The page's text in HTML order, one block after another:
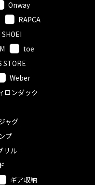
Onway
RAPCA
SHOEI
toe
STORE
Weber
ロンダック
ャグ
プ
リル
ギア収納